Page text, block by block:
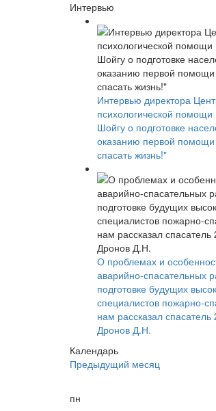
Интервью
Интервью директора
психологической
Шойгу о подготовке
оказанию первой помощи
спасать жизнь!"
О проблемах и
аварийно-спасательных
подготовке будущих
специалистов пожарно-
нам рассказал
Дронов Д.Н.
Календарь
Предыдущий месяц
пн